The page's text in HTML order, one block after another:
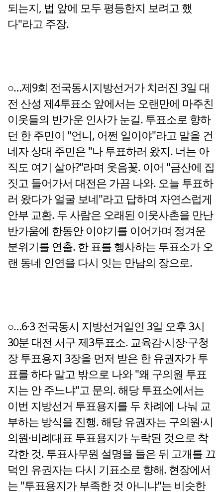
되는지, 법 앞에 모두 평등한지 보려고 했
다"라고 주장.
○…제9회 전국동시지방선거가 치러진 3일 대
전 산성 제4투표소 앞에서는 오랜만에 마주친
이웃들의 반가운 인사가 눈길. 투표소로 향하
던 한 주민이 "언니, 어쩐 일이야"라고 말을 건
네자 상대 주민은 "나 투표하러 왔지. 너는 아
직도 여기 살아?"라며 웃음꽃. 이어 "금산에 집
짓고 들어가서 대전은 가끔 나와. 오늘 투표하
러 왔다가 얼굴 보네"라고 답하며 자연스럽게
안부 교환. 두 사람은 오래된 이웃사촌을 만난
반가움에 한동안 이야기를 이어가며 정겨운
분위기를 연출. 한 표를 행사하는 투표소가 오
랜 동네 인연을 다시 잇는 만남의 장으로.
○…6·3 전국동시 지방선거일인 3일 오후 3시
30분 대전 서구 제3투표소. 교육감·시장·구청
장 투표용지 3장을 먼저 받은 한 유권자가 투
표를 하다 말고 밖으로 나와 "왜 구의원 투표
지는 안 주느냐"고 문의. 해당 투표소에서는
이번 지방선거 투표용지를 두 차례에 나눠 교
부하는 방식을 진행. 해당 유권자는 구의원·시
의원·비례대표 투표용지가 누락된 것으로 착
각한 것. 투표사무원 설명을 들은 뒤 고개를 끄
덕인 유권자는 다시 기표소로 향해. 현장에서
는 "투표용지가 부족한 것 아니냐"는 비슷한